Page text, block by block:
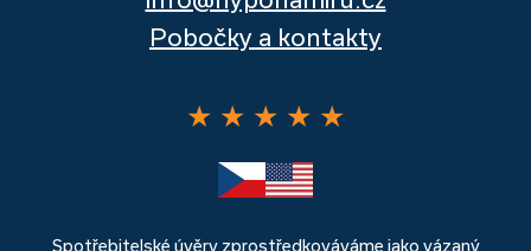
Pobočky a kontakty
★ ★ ★ ★ ★
Spotřebitelské úvěry zprostředkováváme jako vázaný